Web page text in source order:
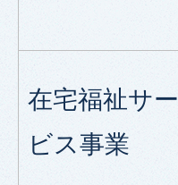
在宅福祉サー
ビス事業